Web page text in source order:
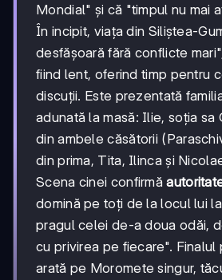
Mondial" și că "timpul nu mai
În incipit, viața din Siliștea-
desfășoară fără conflicte
fiind lent, oferind timp pentru
discuții. Este prezentată
adunată la masă: Ilie, soția sa
din ambele căsătorii
din prima, Tita, Ilinca și
Scena cinei confirmă
domină pe toți de la locul lui
pragul celei de-a doua odăi,
cu privirea pe fiecare". Finalul
arată pe Moromete singur,